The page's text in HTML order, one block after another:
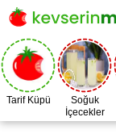
Tarif Küpü
Soğuk
İçecekler